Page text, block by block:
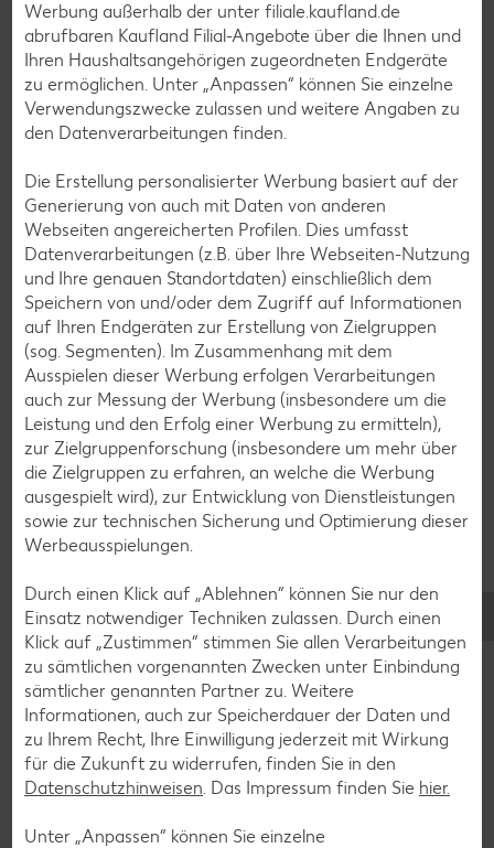
Fisch-Rezepte
Geflügel-Rezepte
Lamm-Rezepte
Grill-Rezepte
Muffin-Rezepte
Apfelkuchen-Rezepte
Schokokuchen-Rezepte
Torten-Rezepte
Eis-Rezepte
Pfannkuchen-Rezepte
Plätzchen-Rezepte
Smoothie-Rezepte
Bowle-Rezepte
Cocktail-Rezepte
Avocado-Rezepte
Erdbeer-Rezepte
Blaubeer-Rezepte
Bananen-Rezepte
Werbung außerhalb der unter filiale.kaufland.de
abrufbaren Kaufland Filial-Angebote über die Ihnen und
Ihren Haushaltsangehörigen zugeordneten Endgeräte
zu ermöglichen. Unter „Anpassen“ können Sie einzelne
Verwendungszwecke zulassen und weitere Angaben zu
den Datenverarbeitungen finden.
Die Erstellung personalisierter Werbung basiert auf der
Generierung von auch mit Daten von anderen
Webseiten angereicherten Profilen. Dies umfasst
Datenverarbeitungen (z.B. über Ihre Webseiten-Nutzung
und Ihre genauen Standortdaten) einschließlich dem
Speichern von und/oder dem Zugriff auf Informationen
auf Ihren Endgeräten zur Erstellung von Zielgruppen
(sog. Segmenten). Im Zusammenhang mit dem
Ausspielen dieser Werbung erfolgen Verarbeitungen
auch zur Messung der Werbung (insbesondere um die
Leistung und den Erfolg einer Werbung zu ermitteln),
zur Zielgruppenforschung (insbesondere um mehr über
die Zielgruppen zu erfahren, an welche die Werbung
ausgespielt wird), zur Entwicklung von Dienstleistungen
sowie zur technischen Sicherung und Optimierung dieser
Werbeausspielungen.
Durch einen Klick auf „Ablehnen“ können Sie nur den
Einsatz notwendiger Techniken zulassen. Durch einen
Klick auf „Zustimmen“ stimmen Sie allen Verarbeitungen
zu sämtlichen vorgenannten Zwecken unter Einbindung
sämtlicher genannten Partner zu. Weitere
Informationen, auch zur Speicherdauer der Daten und
zu Ihrem Recht, Ihre Einwilligung jederzeit mit Wirkung
für die Zukunft zu widerrufen, finden Sie in den
Datenschutzhinweisen. Das Impressum finden Sie hier.
Unter „Anpassen“ können Sie einzelne